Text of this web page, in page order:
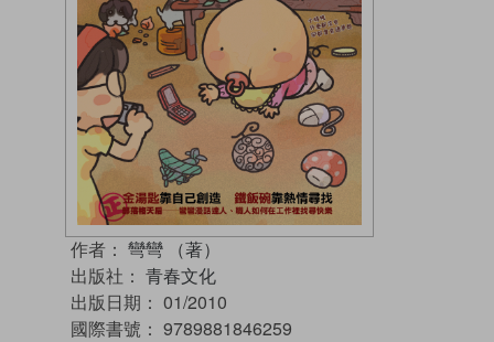
作者： 彎彎 （著）
出版社： 青春文化
出版日期： 01/2010
國際書號： 9789881846259